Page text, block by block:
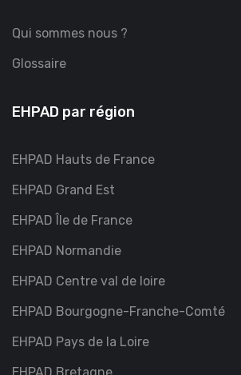
Qui sommes nous ?
Glossaire
EHPAD par région
EHPAD Hauts de France
EHPAD Grand Est
EHPAD Île de France
EHPAD Normandie
EHPAD Centre val de loire
EHPAD Bourgogne-Franche-Comté
EHPAD Pays de la Loire